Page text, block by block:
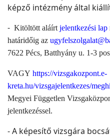
képző intézmény által
- Kitöltött aláírt jelentkezési lap
határidőig az
7622 Pécs, Batthyány u. 1-3
VAGY https://vizsgakozpont.e-
kreta.hu/vizsgajelentkezes/
Megyei Független
jelentkezéssel.
- A képesítő vizsgára